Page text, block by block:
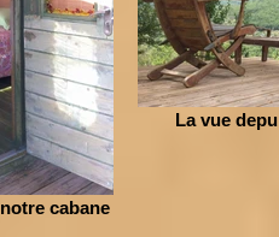
cabane
La vue